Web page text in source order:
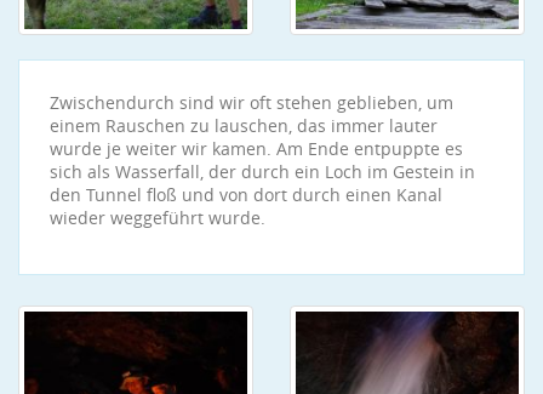
Zwischendurch sind wir oft stehen geblieben, um
einem Rauschen zu lauschen, das immer lauter
wurde je weiter wir kamen. Am Ende entpuppte es
sich als Wasserfall, der durch ein Loch im Gestein in
den Tunnel floß und von dort durch einen Kanal
wieder weggeführt wurde.